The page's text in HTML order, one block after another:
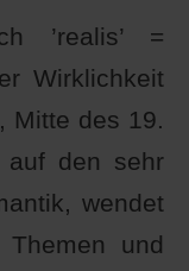
’realis’ =
Wirklichkeit
Mitte des 19.
auf den sehr
wendet
und